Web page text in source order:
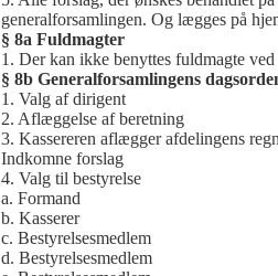
generalforsamlingen. Og lægges på
§ 8a Fuldmagter
1. Der kan ikke benyttes fuldmagte
§ 8b Generalforsamlingens
1. Valg af dirigent
2. Aflæggelse af beretning
3. Kassereren aflægger afdelingens
Indkomne forslag
4. Valg til bestyrelse
a. Formand
b. Kasserer
c. Bestyrelsesmedlem
d. Bestyrelsesmedlem